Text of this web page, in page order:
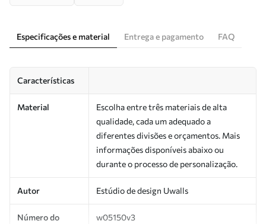
Especificações e material Entrega e pagamento FAQ
Características
Material
Escolha entre três materiais de alta
qualidade, cada um adequado a
diferentes divisões e orçamentos. Mais
informações disponíveis abaixo ou
durante o processo de personalização.
Autor Estúdio de design Uwalls
Número do
w05150v3